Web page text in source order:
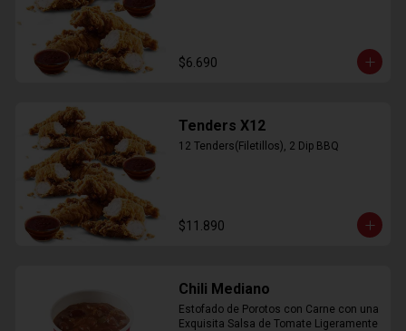
$6.690
Tenders X12
12 Tenders(Filetillos), 2 Dip BBQ
$11.890
Chili Mediano
Estofado de Porotos con Carne con una
Exquisita Salsa de Tomate Ligeramente